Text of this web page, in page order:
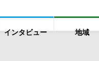
インタビュー 地域